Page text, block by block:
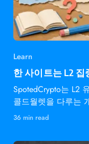
Learn
한 사이트는 L2
SpotedCrypto는 L2
콜드월렛을 다루는
다.
36 min read